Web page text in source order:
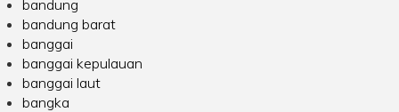
bandung
bandung barat
banggai
banggai kepulauan
banggai laut
bangka